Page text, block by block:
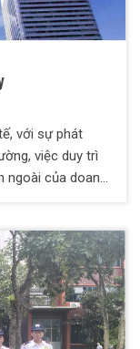
với sự phát
việc duy trì
của doanh
toàn cho Quý